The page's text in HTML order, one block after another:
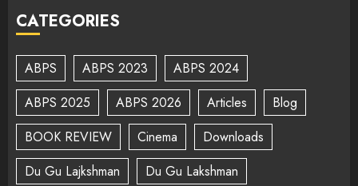
CATEGORIES
ABPS ABPS 2023
ABPS 2024
ABPS 2025
ABPS 2026 Articles
Blog
BOOK REVIEW
Cinema
Downloads
Du Gu Lajkshman
Du Gu Lakshman